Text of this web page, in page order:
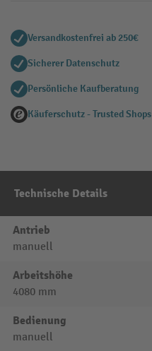
Versandkostenfrei ab 250€
Sicherer Datenschutz
Persönliche Kaufberatung
Käuferschutz - Trusted Shops
Technische Details
Antrieb
manuell
Arbeitshöhe
4080 mm
Bedienung
manuell